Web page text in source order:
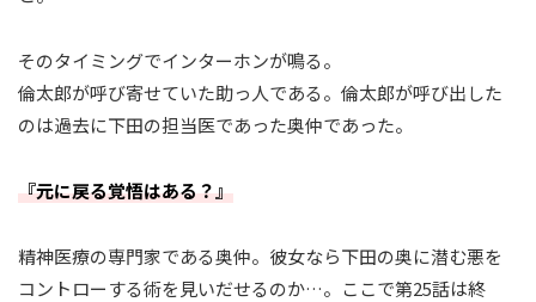
そのタイミングでインターホンが鳴る。
倫太郎が呼び寄せていた助っ人である。倫太郎が呼び出した
のは過去に下田の担当医であった奥仲であった。
『元に戻る覚悟はある？』
精神医療の専門家である奥仲。彼女なら下田の奥に潜む悪を
コントローする術を見いだせるのか…。ここで第25話は終